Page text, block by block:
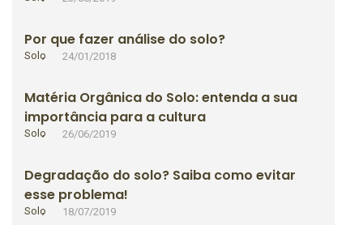
Por que fazer análise do solo?
Solo 24/01/2018
Matéria Orgânica do Solo: entenda a sua
importância para a cultura
Solo 26/06/2019
Degradação do solo? Saiba como evitar
esse problema!
Solo 18/07/2019